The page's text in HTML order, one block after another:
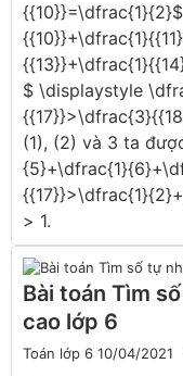
$ \displaystyle
(1), (2) và 3 ta
> 1.
Bài toán Tìm
cao lớp 6
Toán lớp 6 10/04/2021